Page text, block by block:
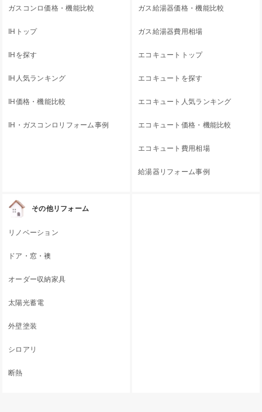
ガスコンロ価格・機能比較
IHトップ
IHを探す
IH人気ランキング
IH価格・機能比較
IH・ガスコンロリフォーム事例
ガス給湯器価格・機能比較
ガス給湯器費用相場
エコキュートトップ
エコキュートを探す
エコキュート人気ランキング
エコキュート価格・機能比較
エコキュート費用相場
給湯器リフォーム事例
その他リフォーム
リノベーション
ドア・窓・襖
オーダー収納家具
太陽光蓄電
外壁塗装
シロアリ
断熱